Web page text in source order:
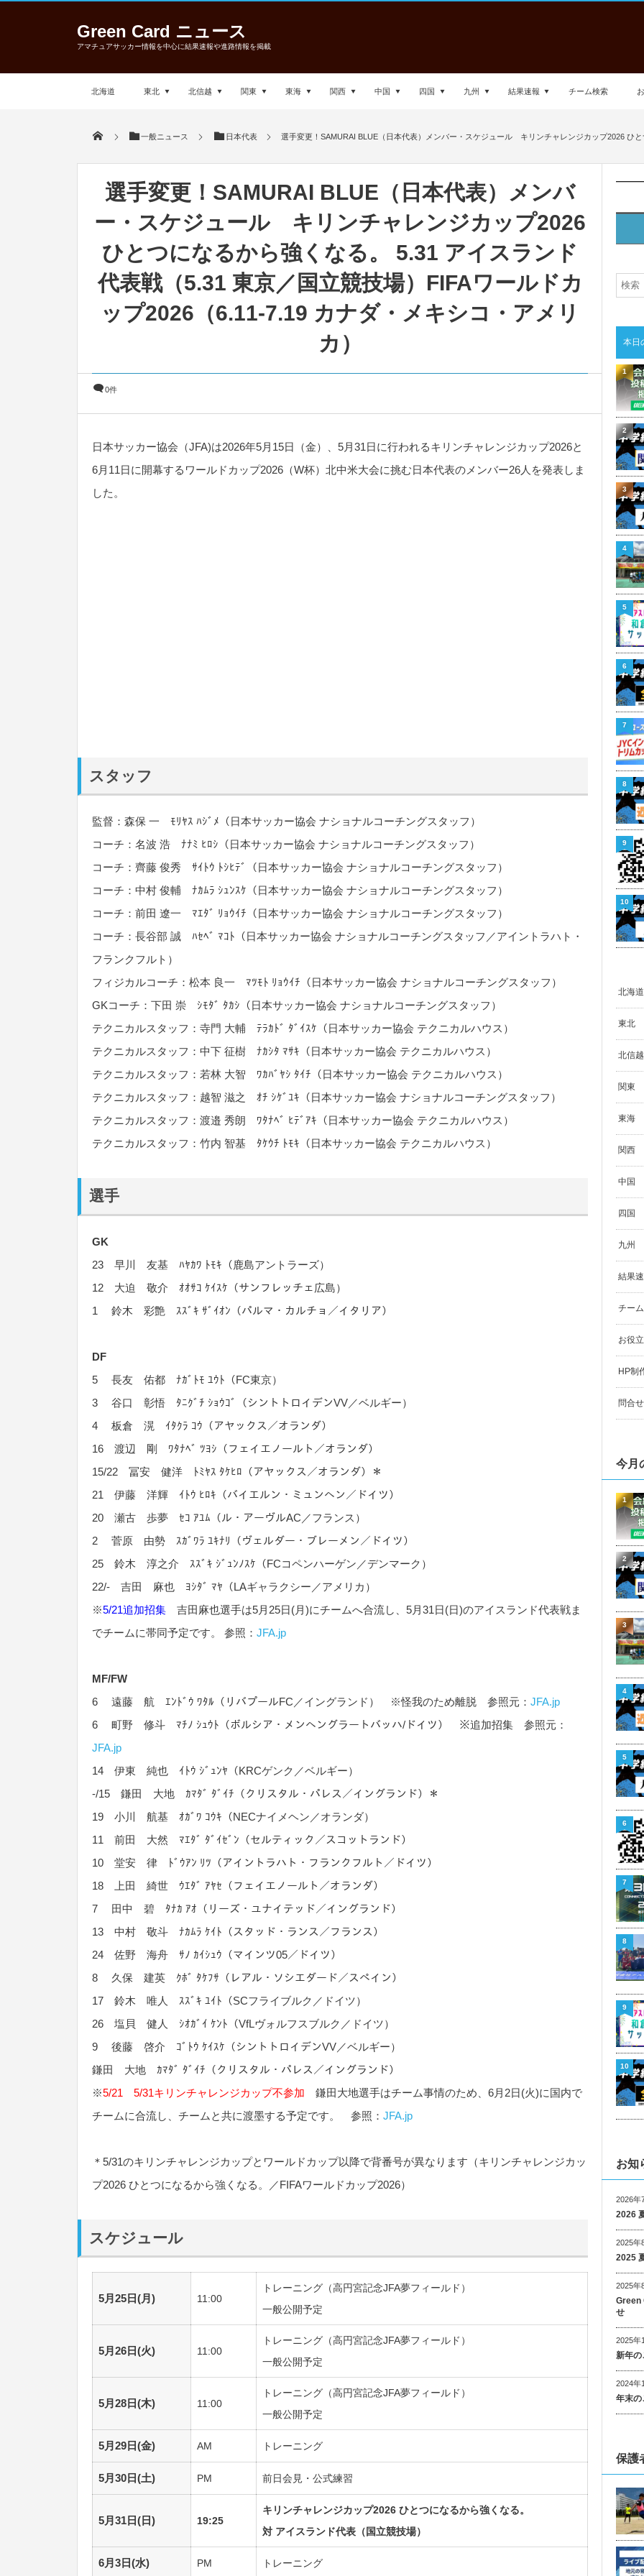
Green Card ニュース
アマチュアサッカー情報を中心に結果速報や進路情報を掲載
北海道 東北 北信越 関東 東海 関西 中国 四国 九州 結果速報 チーム検索
一般ニュース 日本代表 選手変更！SAMURAI BLUE（日本代表）メンバー・スケジュール キリンチャレンジカップ2026 ひと
選手変更！SAMURAI BLUE（日本代表）メンバ
ー・スケジュール キリンチャレンジカップ2026
ひとつになるから強くなる。 5.31 アイスランド
代表戦（5.31 東京／国立競技場）FIFAワールドカ
ップ2026（6.11-7.19 カナダ・メキシコ・アメリ
カ）
0件
日本サッカー協会（JFA)は2026年5月15日（金）、5月31日に行われるキリンチャレンジカップ2026と
6月11日に開幕するワールドカップ2026（W杯）北中米大会に挑む日本代表のメンバー26人を発表しま
した。
スタッフ
監督：森保 一 ﾓﾘﾔｽ ﾊｼﾞﾒ（日本サッカー協会 ナショナルコーチングスタッフ）
コーチ：名波 浩 ﾅﾅﾐ ﾋﾛｼ（日本サッカー協会 ナショナルコーチングスタッフ）
コーチ：齊藤 俊秀 ｻｲﾄｳ ﾄｼﾋﾃﾞ（日本サッカー協会 ナショナルコーチングスタッフ）
コーチ：中村 俊輔 ﾅｶﾑﾗ ｼｭﾝｽｹ（日本サッカー協会 ナショナルコーチングスタッフ）
コーチ：前田 遼一 ﾏｴﾀﾞ ﾘｮｳｲﾁ（日本サッカー協会 ナショナルコーチングスタッフ）
コーチ：長谷部 誠 ﾊｾﾍﾞ ﾏｺﾄ（日本サッカー協会 ナショナルコーチングスタッフ／アイントラハト・
フランクフルト）
フィジカルコーチ：松本 良一 ﾏﾂﾓﾄ ﾘｮｳｲﾁ（日本サッカー協会 ナショナルコーチングスタッフ）
GKコーチ：下田 崇 ｼﾓﾀﾞ ﾀｶｼ（日本サッカー協会 ナショナルコーチングスタッフ）
テクニカルスタッフ：寺門 大輔 ﾃﾗｶﾄﾞ ﾀﾞｲｽｹ（日本サッカー協会 テクニカルハウス）
テクニカルスタッフ：中下 征樹 ﾅｶｼﾀ ﾏｻｷ（日本サッカー協会 テクニカルハウス）
テクニカルスタッフ：若林 大智 ﾜｶﾊﾞﾔｼ ﾀｲﾁ（日本サッカー協会 テクニカルハウス）
テクニカルスタッフ：越智 滋之 ｵﾁ ｼｹﾞﾕｷ（日本サッカー協会 ナショナルコーチングスタッフ）
テクニカルスタッフ：渡邉 秀朗 ﾜﾀﾅﾍﾞ ﾋﾃﾞｱｷ（日本サッカー協会 テクニカルハウス）
テクニカルスタッフ：竹内 智基 ﾀｹｳﾁ ﾄﾓｷ（日本サッカー協会 テクニカルハウス）
選手
GK
23 早川 友基 ﾊﾔｶﾜ ﾄﾓｷ（鹿島アントラーズ）
12 大迫 敬介 ｵｵｻｺ ｹｲｽｹ（サンフレッチェ広島）
1 鈴木 彩艶 ｽｽﾞｷ ｻﾞｲｵﾝ（パルマ・カルチョ／イタリア）
DF
5 長友 佑都 ﾅｶﾞﾄﾓ ﾕｳﾄ（FC東京）
3 谷口 彰悟 ﾀﾆｸﾞﾁ ｼｮｳｺﾞ（シントトロイデンVV／ベルギー）
4 板倉 滉 ｲﾀｸﾗ ｺｳ（アヤックス／オランダ）
16 渡辺 剛 ﾜﾀﾅﾍﾞ ﾂﾖｼ（フェイエノールト／オランダ）
15/22 冨安 健洋 ﾄﾐﾔｽ ﾀｹﾋﾛ（アヤックス／オランダ）＊
21 伊藤 洋輝 ｲﾄｳ ﾋﾛｷ（バイエルン・ミュンヘン／ドイツ）
20 瀬古 歩夢 ｾｺ ｱﾕﾑ（ル・アーヴルAC／フランス）
2 菅原 由勢 ｽｶﾞﾜﾗ ﾕｷﾅﾘ（ヴェルダー・ブレーメン／ドイツ）
25 鈴木 淳之介 ｽｽﾞｷ ｼﾞｭﾝﾉｽｹ（FCコペンハーゲン／デンマーク）
22/- 吉田 麻也 ﾖｼﾀﾞ ﾏﾔ（LAギャラクシー／アメリカ）
※5/21追加招集 吉田麻也選手は5月25日(月)にチームへ合流し、5月31日(日)のアイスランド代表戦ま
でチームに帯同予定です。 参照： JFA.jp
MF/FW
6 遠藤 航 ｴﾝﾄﾞｳ ﾜﾀﾙ（リバプールFC／イングランド） ※怪我のため離脱 参照元： JFA.jp
6 町野 修斗 ﾏﾁﾉ ｼｭｳﾄ（ボルシア・メンヘングラートバッハ/ドイツ） ※追加招集 参照元：
JFA.jp
14 伊東 純也 ｲﾄｳ ｼﾞｭﾝﾔ（KRCゲンク／ベルギー）
-/15 鎌田 大地 ｶﾏﾀﾞ ﾀﾞｲﾁ（クリスタル・パレス／イングランド）＊
19 小川 航基 ｵｶﾞﾜ ｺｳｷ（NECナイメヘン／オランダ）
11 前田 大然 ﾏｴﾀﾞ ﾀﾞｲｾﾞﾝ（セルティック／スコットランド）
10 堂安 律 ﾄﾞｳｱﾝ ﾘﾂ（アイントラハト・フランクフルト／ドイツ）
18 上田 綺世 ｳｴﾀﾞ ｱﾔｾ（フェイエノールト／オランダ）
7 田中 碧 ﾀﾅｶ ｱｵ（リーズ・ユナイテッド／イングランド）
13 中村 敬斗 ﾅｶﾑﾗ ｹｲﾄ（スタッド・ランス／フランス）
24 佐野 海舟 ｻﾉ ｶｲｼｭｳ（マインツ05／ドイツ）
8 久保 建英 ｸﾎﾞ ﾀｹﾌｻ（レアル・ソシエダード／スペイン）
17 鈴木 唯人 ｽｽﾞｷ ﾕｲﾄ（SCフライブルク／ドイツ）
26 塩貝 健人 ｼｵｶﾞｲ ｹﾝﾄ（VfLヴォルフスブルク／ドイツ）
9 後藤 啓介 ｺﾞﾄｳ ｹｲｽｹ（シントトロイデンVV／ベルギー）
鎌田 大地 ｶﾏﾀﾞ ﾀﾞｲﾁ（クリスタル・パレス／イングランド）
※5/21 5/31キリンチャレンジカップ不参加 鎌田大地選手はチーム事情のため、6月2日(火)に国内で
チームに合流し、チームと共に渡墨する予定です。 参照： JFA.jp
＊5/31のキリンチャレンジカップとワールドカップ以降で背番号が異なります（キリンチャレンジカッ
プ2026 ひとつになるから強くなる。／FIFAワールドカップ2026）
スケジュール
5月25日(月) 11:00
トレーニング（高円宮記念JFA夢フィールド）
一般公開予定
5月26日(火) 11:00
トレーニング（高円宮記念JFA夢フィールド）
一般公開予定
5月28日(木) 11:00
トレーニング（高円宮記念JFA夢フィールド）
一般公開予定
5月29日(金) AM トレーニング
5月30日(土) PM 前日会見・公式練習
5月31日(日) 19:25
キリンチャレンジカップ2026 ひとつになるから強くなる。
対 アイスランド代表（国立競技場）
6月3日(水) PM トレーニング
本日
1
2
3
4
5
6
7
8
9
10
北海道
東北
北信越
関東
東海
関西
中国
四国
九州
結果
チー
お役
HP制
問合せ
今月
1
2
3
4
5
6
7
8
9
10
お知
2026年
2026
2025年
2025
2025年
Green
せ
2025年
新年の
2024年
年末の
保護